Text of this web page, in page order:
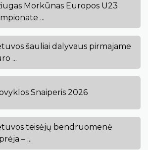
Morkūnas Europos U23
...
šauliai dalyvaus pirmajame
...
Snaiperis 2026
teisėjų bendruomenė
– ...